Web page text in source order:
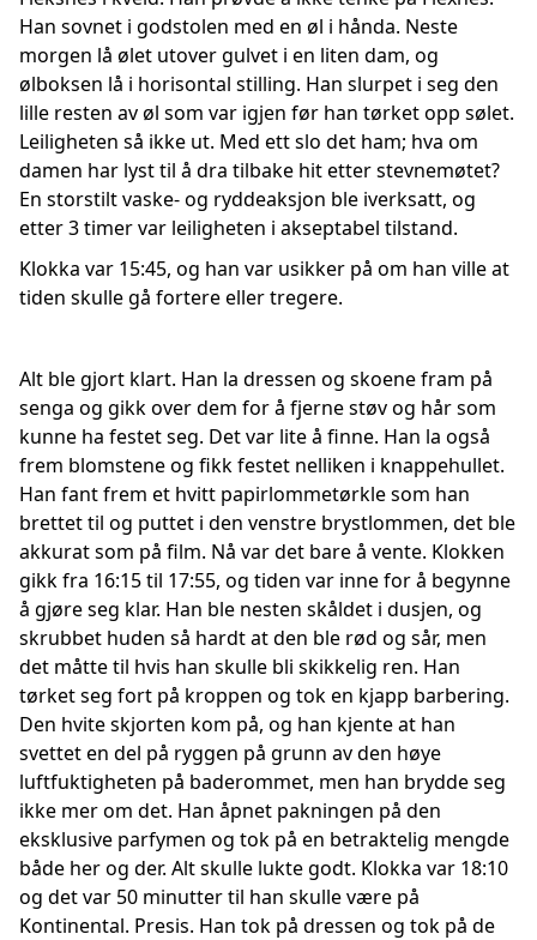
Han sovnet i godstolen med en øl i hånda. Neste
morgen lå ølet utover gulvet i en liten dam, og
ølboksen lå i horisontal stilling. Han slurpet i seg den
lille resten av øl som var igjen før han tørket opp sølet.
Leiligheten så ikke ut. Med ett slo det ham; hva om
damen har lyst til å dra tilbake hit etter stevnemøtet?
En storstilt vaske- og ryddeaksjon ble iverksatt, og
etter 3 timer var leiligheten i akseptabel tilstand.
Klokka var 15:45, og han var usikker på om han ville at
tiden skulle gå fortere eller tregere.
Alt ble gjort klart. Han la dressen og skoene fram på
senga og gikk over dem for å fjerne støv og hår som
kunne ha festet seg. Det var lite å finne. Han la også
frem blomstene og fikk festet nelliken i knappehullet.
Han fant frem et hvitt papirlommetørkle som han
brettet til og puttet i den venstre brystlommen, det ble
akkurat som på film. Nå var det bare å vente. Klokken
gikk fra 16:15 til 17:55, og tiden var inne for å begynne
å gjøre seg klar. Han ble nesten skåldet i dusjen, og
skrubbet huden så hardt at den ble rød og sår, men
det måtte til hvis han skulle bli skikkelig ren. Han
tørket seg fort på kroppen og tok en kjapp barbering.
Den hvite skjorten kom på, og han kjente at han
svettet en del på ryggen på grunn av den høye
luftfuktigheten på baderommet, men han brydde seg
ikke mer om det. Han åpnet pakningen på den
eksklusive parfymen og tok på en betraktelig mengde
både her og der. Alt skulle lukte godt. Klokka var 18:10
og det var 50 minutter til han skulle være på
Kontinental. Presis. Han tok på dressen og tok på de